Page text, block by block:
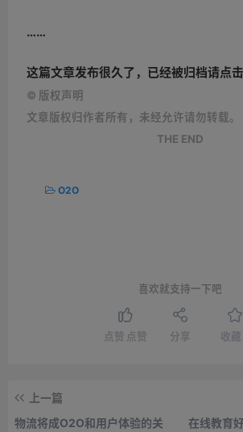
……
这篇文章发布很久了，已经被归档请点击
© 版权声明
文章版权归作者所有，未经允许请勿转载。
THE END
O2O
喜欢就支持一下吧
点赞 点赞 分享 收藏
上一篇
物流将成O2O和用户体验的关
在线教育